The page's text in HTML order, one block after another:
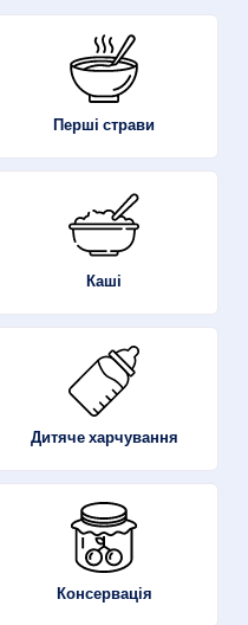
Перші страви
Каші
Дитяче харчування
Консервація